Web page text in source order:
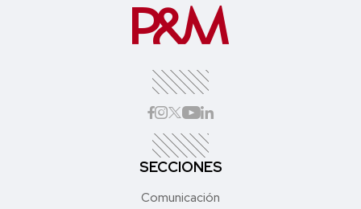
SECCIONES
Comunicación